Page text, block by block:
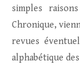
simples
Chronique,
revues
alphabétique